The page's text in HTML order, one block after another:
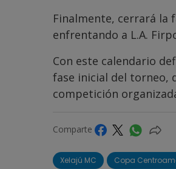
Finalmente, cerrará la
enfrentando a L.A.
Con este calendario
fase inicial del torneo,
competición
Comparte
Xelajú MC Copa